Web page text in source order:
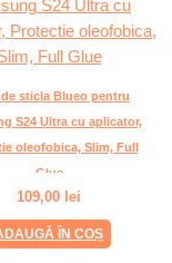
sticla Blueo pentru
S24 Ultra cu aplicator,
oleofobica, Slim, Full
Glue
109,00 lei
ÎN COȘ